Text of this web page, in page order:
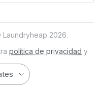
2026.
política de privacidad y